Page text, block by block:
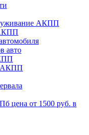
АКПП
авто
АКПП
цена от 1500 руб. в